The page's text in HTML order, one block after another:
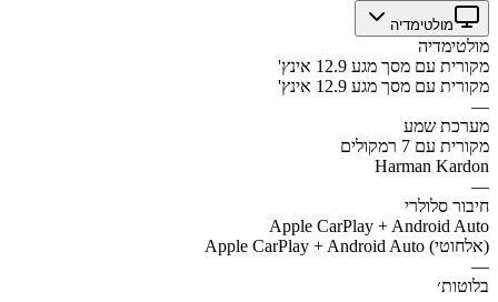
מולטימדיה
מולטימדיה
מקורית עם מסך מגע 12.9 אינץ'
מקורית עם מסך מגע 12.9 אינץ'
—
מערכת שמע
מקורית עם 7 רמקולים
Harman Kardon
—
חיבור סלולרי
Apple CarPlay + Android Auto
Apple CarPlay + Android Auto (אלחוטי)
—
בלוטות׳